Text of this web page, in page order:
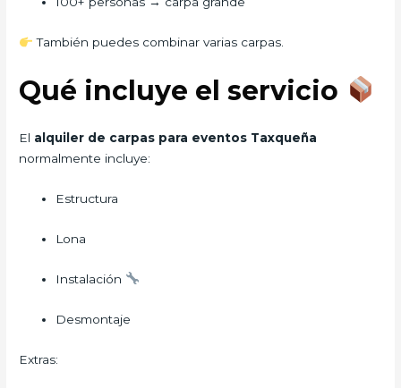
También puedes combinar varias carpas.
Qué incluye el servicio
El alquiler de carpas para eventos Taxqueña
normalmente incluye:
Estructura
Lona
Instalación
Desmontaje
Extras: